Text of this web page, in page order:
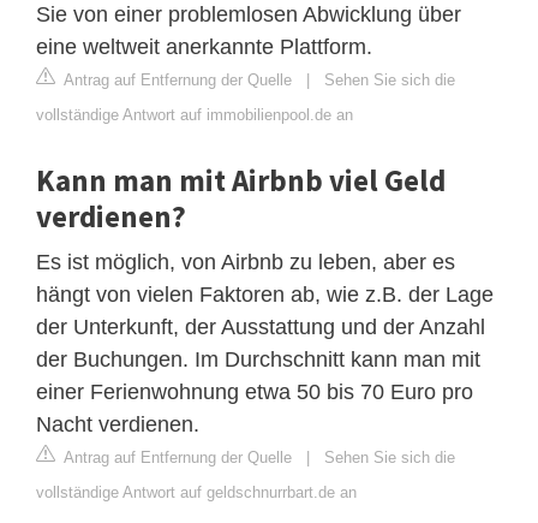
Sie von einer problemlosen Abwicklung über
eine weltweit anerkannte Plattform.
Antrag auf Entfernung der Quelle | Sehen Sie sich die
vollständige Antwort auf immobilienpool.de an
Kann man mit Airbnb viel Geld
verdienen?
Es ist möglich, von Airbnb zu leben, aber es
hängt von vielen Faktoren ab, wie z.B. der Lage
der Unterkunft, der Ausstattung und der Anzahl
der Buchungen. Im Durchschnitt kann man mit
einer Ferienwohnung etwa 50 bis 70 Euro pro
Nacht verdienen.
Antrag auf Entfernung der Quelle | Sehen Sie sich die
vollständige Antwort auf geldschnurrbart.de an